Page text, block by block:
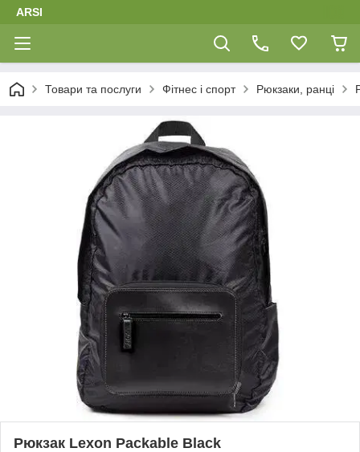
ARSI
Товари та послуги Фітнес і спорт Рюкзаки, ранці
Рюкзак Lexon Packable Black